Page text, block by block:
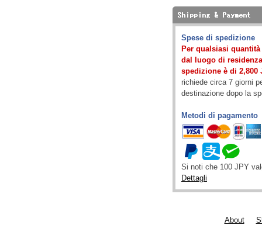
Spese di spedizione
Per qualsiasi
dal luogo di
spedizione è di 2,800
richiede circa 7 giorni
destinazione dopo la
Metodi di pagamento
Si noti che 100 JPY
Dettagli
About